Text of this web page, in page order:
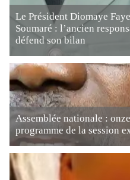
Le Président Diomaye
Soumaré : l’ancien
défend son bilan
Assemblée nationale :
programme de la session